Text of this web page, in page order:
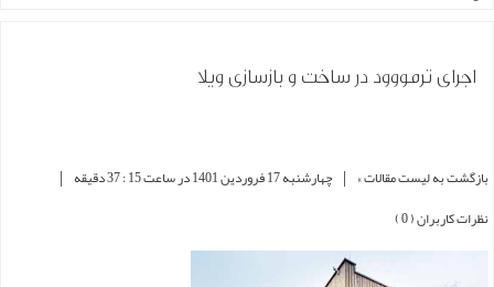
اجرای ترمووود در ساخت و بازسازی ویلا
بازگشت به لیست مقالات » | چهارشنبه 17 فروردین 1401 در ساعت 15 : 37 دقیقه |
نظرات کاربران ( 0 )